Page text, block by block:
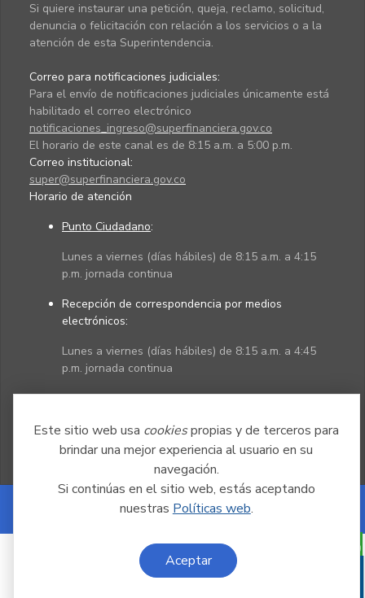
Este sitio web usa cookiespropias y de terceros para
brindar una mejor experiencia al usuario en su
navegación.
Si continúas en el sitio web, estás aceptando
nuestras Políticas web.
Aceptar
Si quiere instaurar una petición, queja, reclamo, solicitud,
denuncia o felicitación con relación a los servicios o a la
atención de esta Superintendencia.
Correo para notificaciones judiciales:
Para el envío de notificaciones judiciales únicamente está
habilitado el correo electrónico
notificaciones_ingreso@superfinanciera.gov.co
El horario de este canal es de 8:15 a.m. a 5:00 p.m.
Correo institucional:
super@superfinanciera.gov.co
Horario de atención
Punto Ciudadano:
Lunes a viernes (días hábiles) de 8:15 a.m. a 4:15
p.m. jornada continua
Recepción de correspondencia por medios
electrónicos:
Lunes a viernes (días hábiles) de 8:15 a.m. a 4:45
p.m. jornada continua
Powered by Nexura